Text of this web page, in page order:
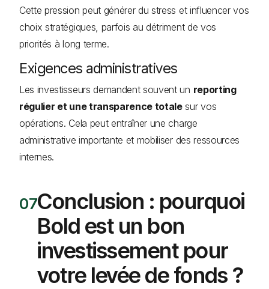
Cette pression peut générer du stress et influencer vos
choix stratégiques, parfois au détriment de vos
priorités à long terme.
Exigences administratives
Les investisseurs demandent souvent un reporting
régulier et une transparence totalesur vos
opérations. Cela peut entraîner une charge
administrative importante et mobiliser des ressources
internes.
Conclusion : pourquoi
Bold est un bon
investissement pour
votre levée de fonds ?